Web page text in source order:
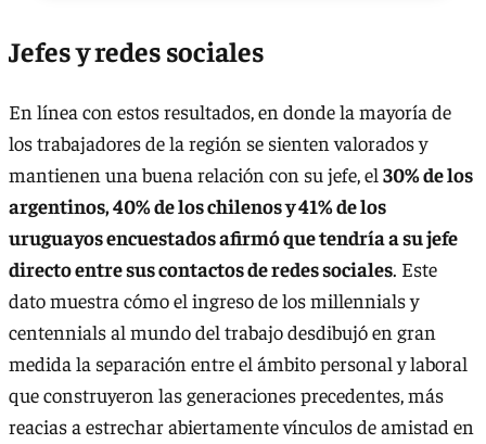
Jefes y redes sociales
En línea con estos resultados, en donde la mayoría de
los trabajadores de la región se sienten valorados y
mantienen una buena relación con su jefe, el 30% de los
argentinos, 40% de los chilenos y 41% de los
uruguayos encuestados afirmó que tendría a su jefe
directo entre sus contactos de redes sociales. Este
dato muestra cómo el ingreso de los millennials y
centennials al mundo del trabajo desdibujó en gran
medida la separación entre el ámbito personal y laboral
que construyeron las generaciones precedentes, más
reacias a estrechar abiertamente vínculos de amistad en